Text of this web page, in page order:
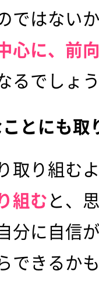
ではない
心に、前
るでしょ
とにも
取り組む
組むと、
分に自信
できるか